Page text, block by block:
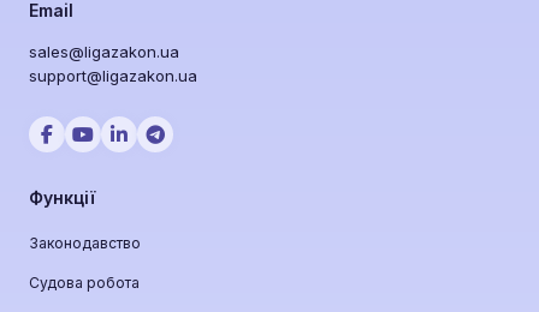
Email
sales@ligazakon.ua
support@ligazakon.ua
Функції
Законодавство
Судова робота